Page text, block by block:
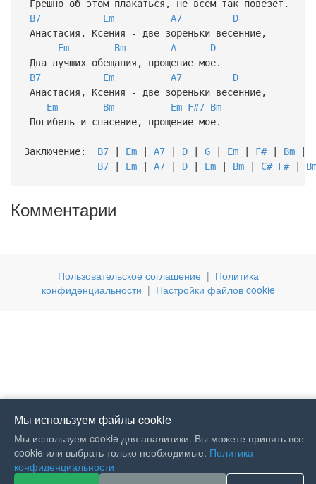
Грешно об этом плакаться, не всем так повезет.
B7
Em A7
D
Анастасия, Ксения - две зореньки весенние,
Em
Bm A
D
Два лучших обещания, прощение мое.
B7
Em A7
D
Анастасия, Ксения - две зореньки весенние,
Em
Bm Em F#7 Bm
Погибель и спасение, прощение мое.
Заключение: B7| Em| A7| D| G| Em| F#| Bm|
B7| Em| A7| D| Em| Bm| C# F#|
Комментарии
Пользовательское соглашение | Политика
конфиденциальности | Настройки файлов cookie
Мы используем файлы cookie
Мы используем cookie для аналитики. Вы можете принять все
cookie или выбрать только необходимые. Политика
конфиденциальностиIf you like Guitar Songs, you